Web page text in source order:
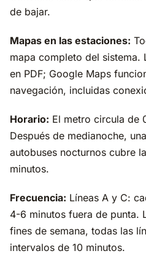
de bajar.
Mapas en las estaciones:
mapa completo del sistema.
en PDF; Google Maps
navegación, incluidas
Horario: El metro circula de
Después de medianoche,
autobuses nocturnos cubre
minutos.
Frecuencia: Líneas A y C:
4-6 minutos fuera de punta.
fines de semana, todas las
intervalos de 10 minutos.